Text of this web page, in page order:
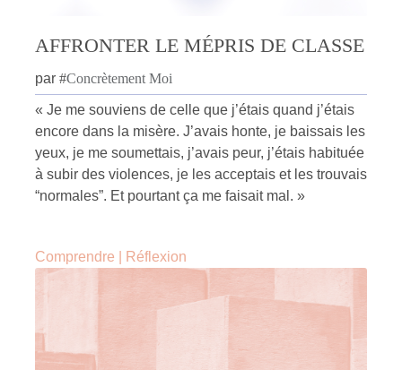
AFFRONTER LE MÉPRIS DE CLASSE
par #Concrètement Moi
« Je me souviens de celle que j’étais quand j’étais
encore dans la misère. J’avais honte, je baissais les
yeux, je me soumettais, j’avais peur, j’étais habituée
à subir des violences, je les acceptais et les trouvais
“normales”. Et pourtant ça me faisait mal. »
Comprendre Réflexion